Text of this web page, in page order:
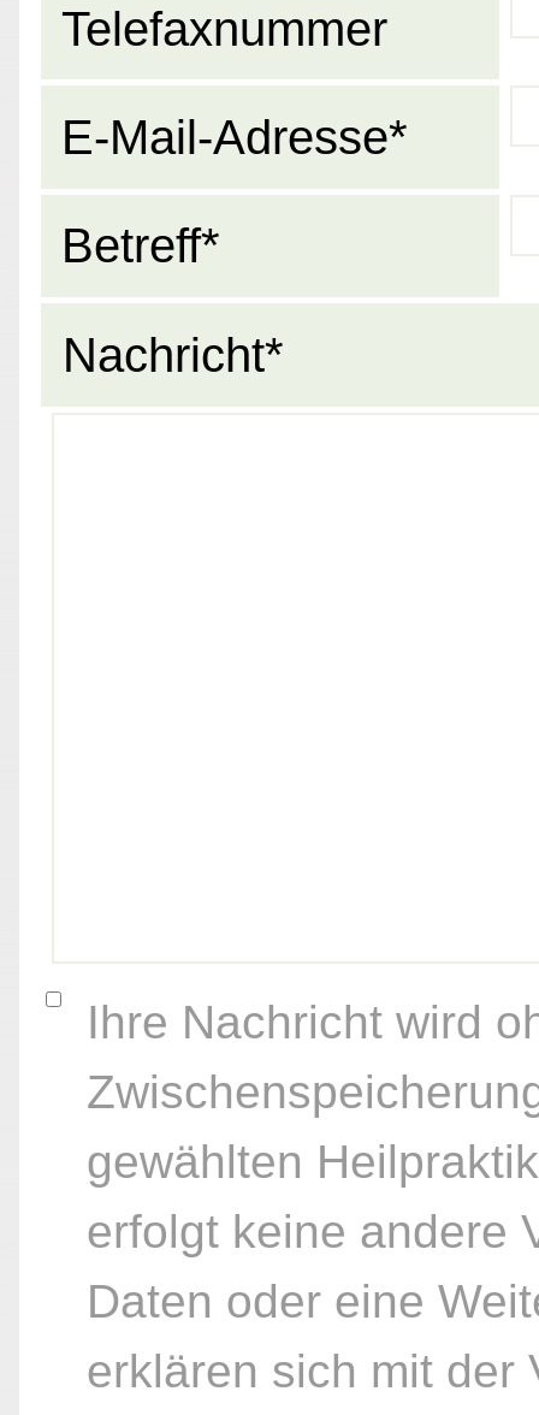
Telefaxnummer
E-Mail-Adresse*
Betreff*
Nachricht*
Ihre Nachricht wird
gewählten
erfolgt keine andere
Daten oder eine
erklären sich mit der